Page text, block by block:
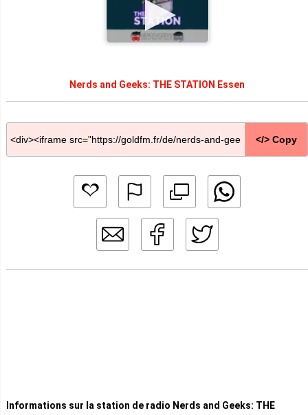
Nerds and Geeks: THE STATION Essen
</> Copy
Informations sur la station de radio Nerds and Geeks: THE